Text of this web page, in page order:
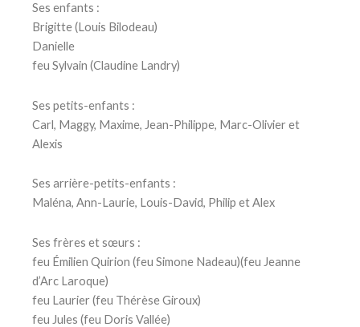
Ses enfants :
Brigitte (Louis Bilodeau)
Danielle
feu Sylvain (Claudine Landry)
Ses petits-enfants :
Carl, Maggy, Maxime, Jean-Philippe, Marc-Olivier et
Alexis
Ses arrière-petits-enfants :
Maléna, Ann-Laurie, Louis-David, Philip et Alex
Ses frères et sœurs :
feu Émilien Quirion (feu Simone Nadeau)(feu Jeanne
d’Arc Laroque)
feu Laurier (feu Thérèse Giroux)
feu Jules (feu Doris Vallée)